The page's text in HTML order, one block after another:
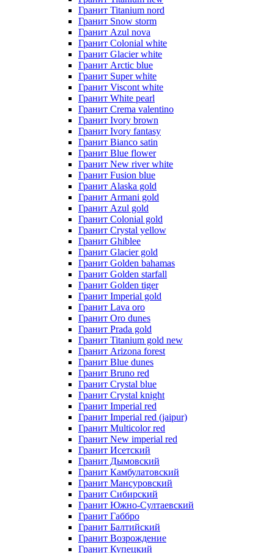
Гранит Titanium nord
Гранит Snow storm
Гранит Azul nova
Гранит Colonial white
Гранит Glacier white
Гранит Arctic blue
Гранит Super white
Гранит Viscont white
Гранит White pearl
Гранит Crema valentino
Гранит Ivory brown
Гранит Ivory fantasy
Гранит Bianco satin
Гранит Blue flower
Гранит New river white
Гранит Fusion blue
Гранит Alaska gold
Гранит Armani gold
Гранит Azul gold
Гранит Colonial gold
Гранит Crystal yellow
Гранит Ghiblee
Гранит Glacier gold
Гранит Golden bahamas
Гранит Golden starfall
Гранит Golden tiger
Гранит Imperial gold
Гранит Lava oro
Гранит Oro dunes
Гранит Prada gold
Гранит Titanium gold new
Гранит Arizona forest
Гранит Blue dunes
Гранит Bruno red
Гранит Crystal blue
Гранит Crystal knight
Гранит Imperial red
Гранит Imperial red (jaipur)
Гранит Multicolor red
Гранит New imperial red
Гранит Исетский
Гранит Дымовский
Гранит Камбулатовский
Гранит Мансуровский
Гранит Сибирский
Гранит Южно-Султаевский
Гранит Габбро
Гранит Балтийский
Гранит Возрождение
Гранит Купецкий